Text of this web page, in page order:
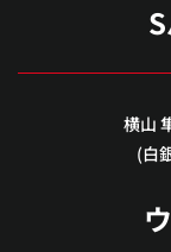
横山
(白